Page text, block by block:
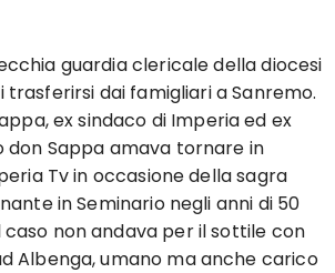
guardia clericale della diocesi
dai famigliari a Sanremo.
ex sindaco di Imperia ed ex
don Sappa amava tornare in
Tv in occasione della sagra
in Seminario negli anni di 50
non andava per il sottile con
Albenga, umano ma anche carico